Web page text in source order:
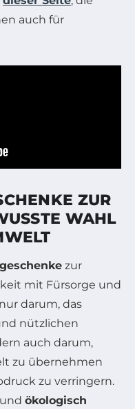
auch für
ZUR
WAHL
zur
mit Fürsorge und
darum, das
nützlichen
auch darum,
zu übernehmen
zu verringern.
und ökologisch